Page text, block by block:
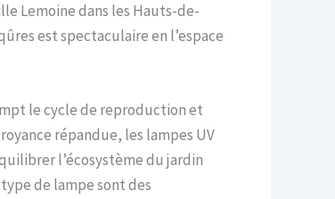
Lemoine dans les Hauts-de-
est spectaculaire en l’espace
le cycle de reproduction et
répandue, les lampes UV
l’écosystème du jardin
de lampe sont des